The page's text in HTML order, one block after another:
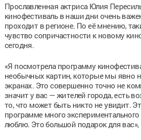
Прославленная актриса Юлия
кинофестиваль в наши дни очень
проходит в регионе. По её мнению,
чувство сопричастности к новому
сегодня.
«Я посмотрела программу
необычных картин, которые мы явно
экранах. Это совершенно точно не
значит у вас — жителей города, есть
то, что может быть никто не увидит.
программе много экспериментального
люблю. Это большой подарок для